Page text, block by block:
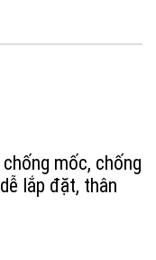
mốc, chống
lắp đặt, thân